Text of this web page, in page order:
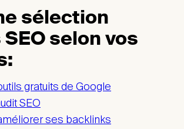
sélection
selon vos
gratuits de Google
SEO
ses backlinks